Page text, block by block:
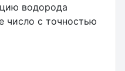
водорода
число с точностью